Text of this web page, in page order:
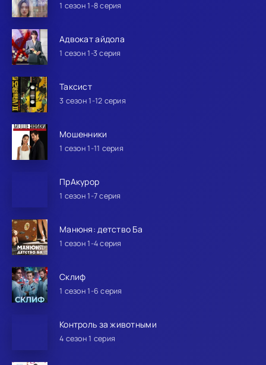
1 сезон 1-8 серия
Адвокат айдола
1 сезон 1-3 серия
Таксист
3 сезон 1-12 серия
Мошенники
1 сезон 1-11 серия
ПрАкурор
1 сезон 1-7 серия
Манюня: детство Ба
1 сезон 1-4 серия
Склиф
1 сезон 1-6 серия
Контроль за животными
4 сезон 1 серия